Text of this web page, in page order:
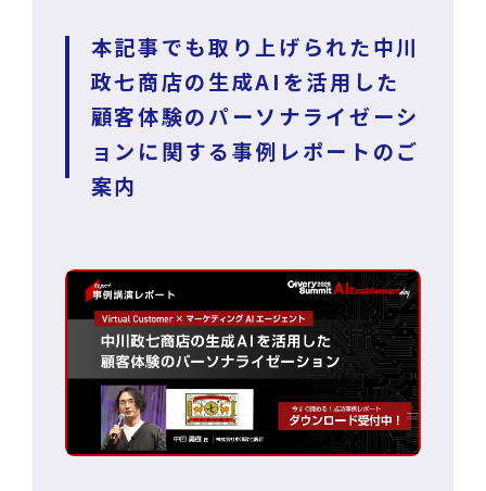
本記事でも取り上げられた中川
政七商店の生成AIを活用した
顧客体験のパーソナライゼーシ
ョンに関する事例レポートのご
案内